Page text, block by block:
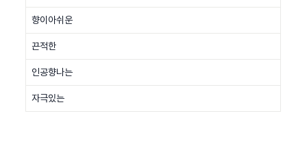
향이아쉬운
끈적한
인공향나는
자극있는